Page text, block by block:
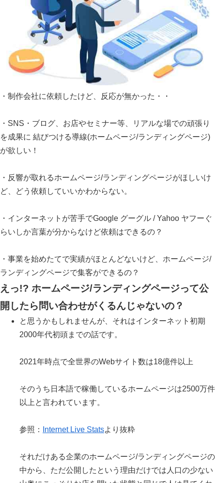
・制作会社に依頼したけど、反応が無かった・・
・SNS・ブログ、お店やセミナー等、リアルな場での頑張り
を成果に 結びつける導線(ホームページ/ランディングページ)
が欲しい！
・反響が取れるホームページ/ランディングページがほしいけ
ど、どう依頼していいかわからない。
・インターネットが苦手でGoogle グーグル / Yahoo ヤフーぐ
らいしか言葉が分からなけど依頼はできるの？
・事業を始めたてで実績がほとんどないけど、ホームページ/
ランディングページで集客ができるの？
えっ!? ホームページ/ランディングページって公
開したら問い合わせがくるんじゃないの？
と思うかもしれませんが、それはインターネット初期
2000年代初頭までの話です。
2021年時点で全世界のWebサイト数は18億件以上
そのうち日本語で稼働しているホームページは2500万件
以上と言われています。
参照： Internet Live Statsより抜粋
それだけある企業のホームページ/ランディングページの
中から、ただ公開したという理由だけでは人口の少ない